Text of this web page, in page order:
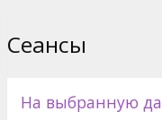
Сеансы
На выбранную